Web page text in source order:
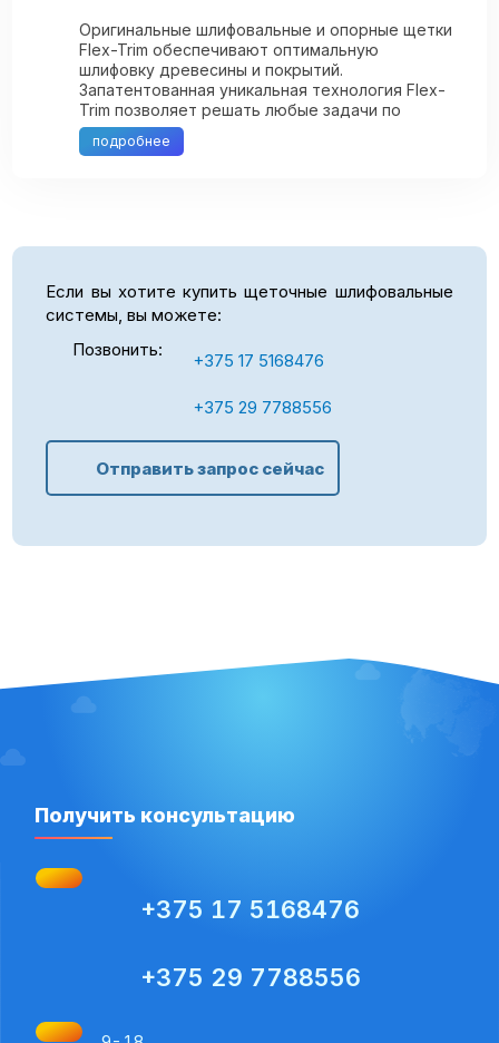
Оригинальные шлифовальные и опорные щетки
Flex-Trim обеспечивают оптимальную
шлифовку древесины и покрытий.
Запатентованная уникальная технология Flex-
Trim позволяет решать любые задачи по
шлифованию плоских, криволинейных и
профилированных ...
подробнее
Если вы хотите купить щеточные шлифовальные
системы, вы можете:
Позвонить:
+375 17 5168476
+375 29 7788556
Отправить запрос сейчас
Получить консультацию
+375 17 5168476
+375 29 7788556